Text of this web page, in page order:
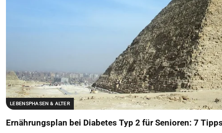
LEBENSPHASEN & ALTER
Ernährungsplan bei Diabetes Typ 2 für Senioren: 7